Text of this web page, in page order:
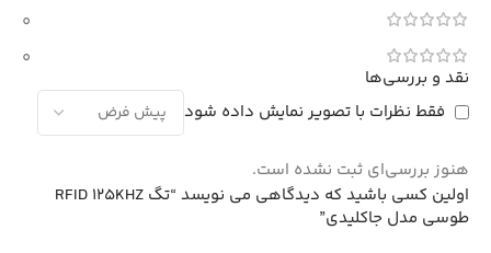
0
0
نقد و بررسی‌ها
فقط نظرات با تصویر نمایش داده شود
هنوز بررسی‌ای ثبت نشده است.
اولین کسی باشید که دیدگاهی می نویسد “تگ RFID 125KHZ
طوسی مدل جاکلیدی”